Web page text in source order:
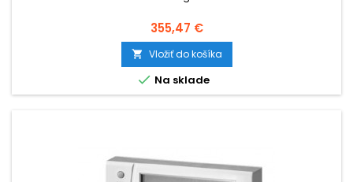
Cena
355,47 €
 Vložiť do košíka
 Na sklade